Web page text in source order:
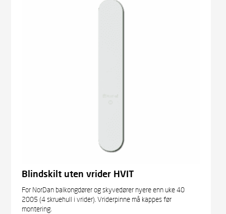
Blindskilt uten vrider HVIT
For NorDan balkongdører og skyvedører nyere enn uke 40
2005 (4 skruehull i vrider). Vriderpinne må kappes før
montering.